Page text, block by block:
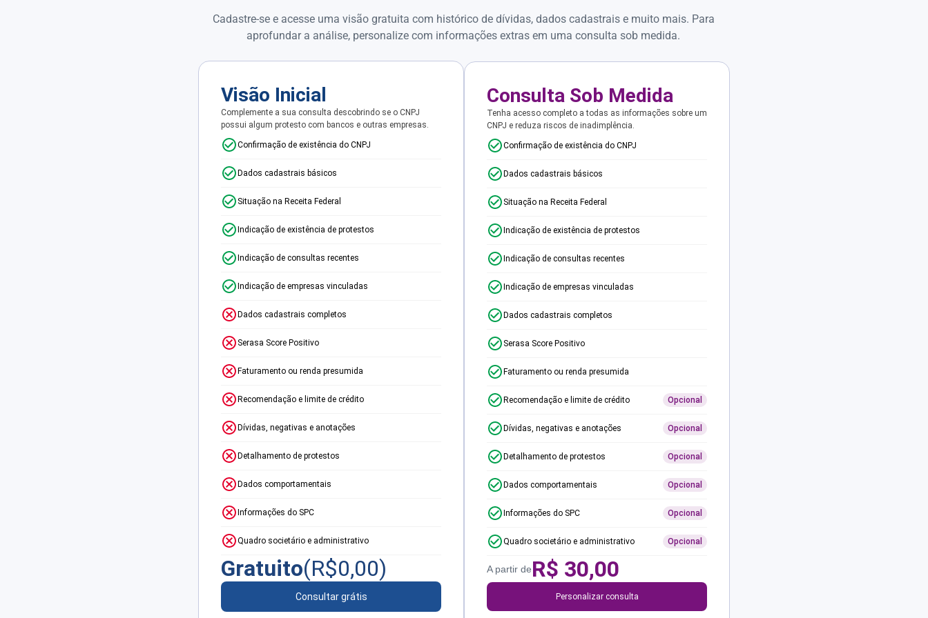
Cadastre-se e acesse uma visão gratuita com histórico de dívidas, dados cadastrais e muito mais. Para
aprofundar a análise, personalize com informações extras em uma consulta sob medida.
Visão Inicial
Complemente a sua consulta descobrindo se o CNPJ
possui algum protesto com bancos e outras empresas.
Confirmação de existência do CNPJ
Dados cadastrais básicos
Situação na Receita Federal
Indicação de existência de protestos
Indicação de consultas recentes
Indicação de empresas vinculadas
Dados cadastrais completos
Serasa Score Positivo
Faturamento ou renda presumida
Recomendação e limite de crédito
Dívidas, negativas e anotações
Detalhamento de protestos
Dados comportamentais
Informações do SPC
Quadro societário e administrativo
Gratuito(R$0,00)
Consultar grátis
Consulta Sob Medida
Tenha acesso completo a todas as informações sobre um
CNPJ e reduza riscos de inadimplência.
Confirmação de existência do CNPJ
Dados cadastrais básicos
Situação na Receita Federal
Indicação de existência de protestos
Indicação de consultas recentes
Indicação de empresas vinculadas
Dados cadastrais completos
Serasa Score Positivo
Faturamento ou renda presumida
Recomendação e limite de crédito Opcional
Dívidas, negativas e anotações Opcional
Detalhamento de protestos Opcional
Dados comportamentais Opcional
Informações do SPC Opcional
Quadro societário e administrativo Opcional
A partir deR$ 30,00
Personalizar consulta